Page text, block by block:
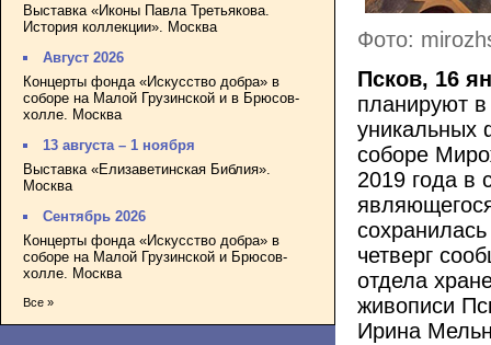
Выставка «Иконы Павла Третьякова.
История коллекции». Москва
Август 2026
Концерты фонда «Искусство добра» в
соборе на Малой Грузинской и в Брюсов-
холле. Москва
13 августа – 1 ноября
Выставка «Елизаветинская Библия».
Москва
Сентябрь 2026
Концерты фонда «Искусство добра» в
соборе на Малой Грузинской и Брюсов-
холле. Москва
Все »
Фото:
Псков, 16
планируют в
уникальных
соборе
2019 года в
четверг
отдела
живописи
Ирина